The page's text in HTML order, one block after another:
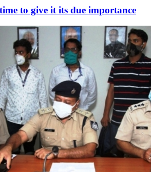
to give it its due importance